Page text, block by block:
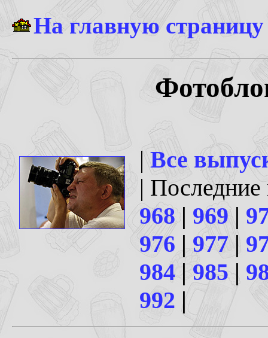
На главную
|Все
|
968| 969|
976 | 977 |
984 | 985|
992 |